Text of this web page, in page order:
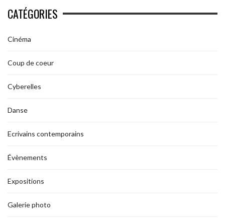
CATÉGORIES
Cinéma
Coup de coeur
Cyberelles
Danse
Ecrivains contemporains
Évènements
Expositions
Galerie photo